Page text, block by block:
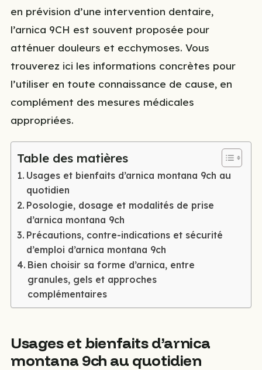
en prévision d’une intervention dentaire,
l’arnica 9CH est souvent proposée pour
atténuer douleurs et ecchymoses. Vous
trouverez ici les informations concrètes pour
l’utiliser en toute connaissance de cause, en
complément des mesures médicales
appropriées.
Table des matières
Usages et bienfaits d’arnica montana 9ch au
quotidien
Posologie, dosage et modalités de prise
d’arnica montana 9ch
Précautions, contre-indications et sécurité
d’emploi d’arnica montana 9ch
Bien choisir sa forme d’arnica, entre
granules, gels et approches
complémentaires
Usages et bienfaits d’arnica
montana 9ch au quotidien